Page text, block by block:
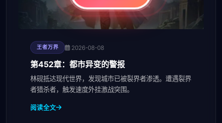
王者万界 2026-08-08
第452章：都市异变的警报
林砚抵达现代世界，发现城市已被裂界者渗透。遭遇裂界
者猎杀者，触发速度外挂激战突围。
阅读全文